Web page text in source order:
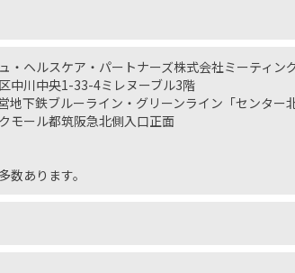
・ヘルスケア・パートナーズ株式会社ミーティン
中川中央1-33-4ミレヌーブル3階
地下鉄ブルーライン・グリーンライン「センター
都筑阪急北側入口正面
あります。